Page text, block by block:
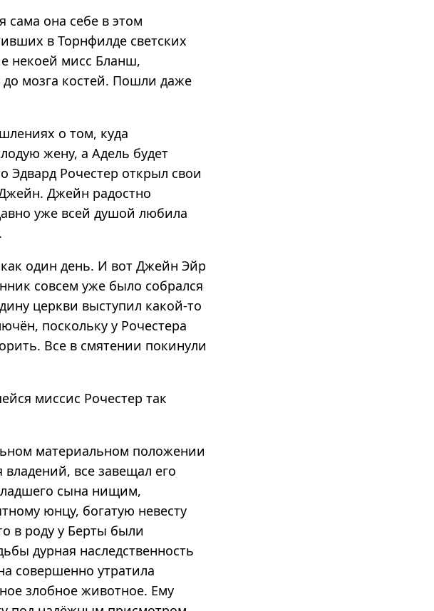
она себе в этом
в Торнфилде светских
некоей мисс Бланш,
мозга костей. Пошли даже
о том, куда
жену, а Адель будет
Эдвард Рочестер открыл свои
Джейн радостно
уже всей душой любила
один день. И вот Джейн Эйр
совсем уже было собрался
церкви выступил какой-то
поскольку у Рочестера
Все в смятении покинули
миссис Рочестер так
материальном положении
все завещал его
сына нищим,
юнцу, богатую невесту
в роду у Берты были
дурная наследственность
совершенно утратила
злобное животное. Ему